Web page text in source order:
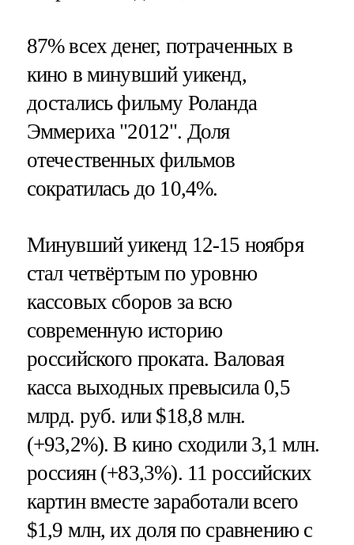
87% всех денег, потраченных в
кино в минувший уикенд,
достались фильму Роланда
Эммериха "2012". Доля
отечественных фильмов
сократилась до 10,4%.
Минувший уикенд 12-15 ноября
стал четвёртым по уровню
кассовых сборов за всю
современную историю
российского проката. Валовая
касса выходных превысила 0,5
млрд. руб. или $18,8 млн.
(+93,2%). В кино сходили 3,1 млн.
россиян (+83,3%). 11 российских
картин вместе заработали всего
$1,9 млн, их доля по сравнению с